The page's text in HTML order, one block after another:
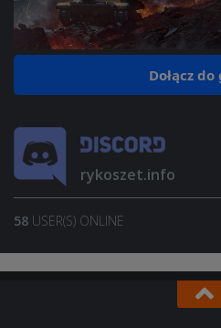
Dołącz
rykoszet.info
58 USER(S) ONLINE